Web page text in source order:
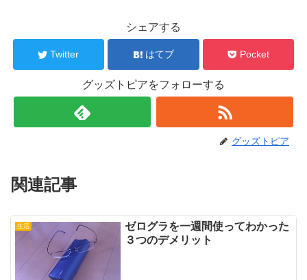
シェアする
Twitter はてブ Pocket
グッズトピアをフォローする
グッズトピア
関連記事
生活
ゼログラを一週間使ってわかった
３つのデメリット